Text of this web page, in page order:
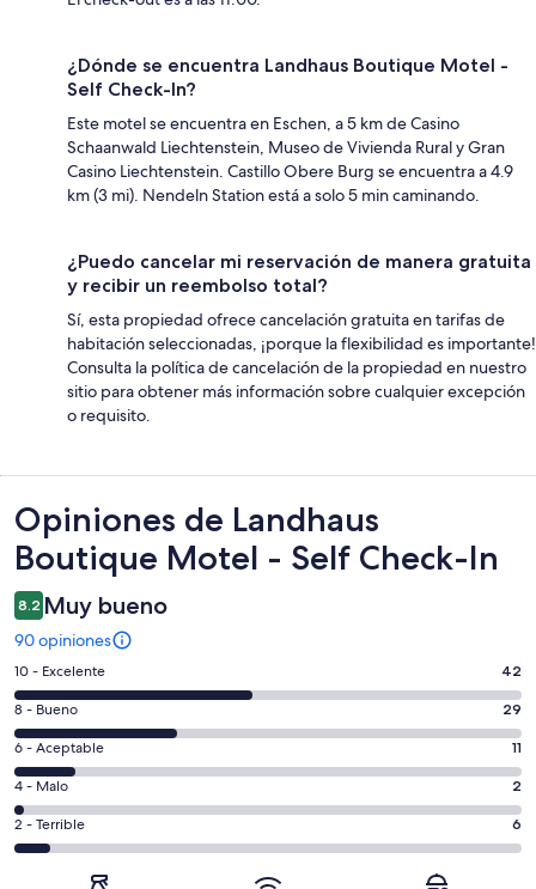
¿Dónde se encuentra Landhaus Boutique Motel -
Self Check-In?
Este motel se encuentra en Eschen, a 5 km de Casino
Schaanwald Liechtenstein, Museo de Vivienda Rural y Gran
Casino Liechtenstein. Castillo Obere Burg se encuentra a 4.9
km (3 mi). Nendeln Station está a solo 5 min caminando.
¿Puedo cancelar mi reservación de manera gratuita
y recibir un reembolso total?
Sí, esta propiedad ofrece cancelación gratuita en tarifas de
habitación seleccionadas, ¡porque la flexibilidad es importante!
Consulta la política de cancelación de la propiedad en nuestro
sitio para obtener más información sobre cualquier excepción
o requisito.
Opiniones
Opiniones de Landhaus
Boutique Motel - Self Check-In
8.2 Muy bueno
90 opiniones
Puntuación
de
10,
es
decir,
Excelente.
Basada
en
10 - Excelente 42
Puntuación
de
8,
es
decir,
Bueno.
8 - Bueno 29
Puntuación
de
6,
es
decir,
Aceptable.
6 - Aceptable 11
Puntuación
de
4,
4 - Malo 2
Puntuación
de
2 - Terrible 6